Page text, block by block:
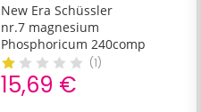
New Era Schüssler
nr.7 magnesium
Phosphoricum 240comp
(1)
15,69 €